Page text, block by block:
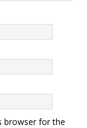
browser for the